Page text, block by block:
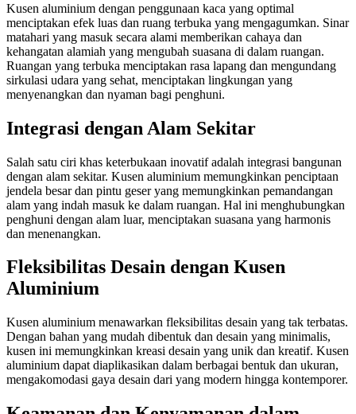
Kusen aluminium dengan penggunaan kaca yang optimal
menciptakan efek luas dan ruang terbuka yang mengagumkan. Sinar
matahari yang masuk secara alami memberikan cahaya dan
kehangatan alamiah yang mengubah suasana di dalam ruangan.
Ruangan yang terbuka menciptakan rasa lapang dan mengundang
sirkulasi udara yang sehat, menciptakan lingkungan yang
menyenangkan dan nyaman bagi penghuni.
Integrasi dengan Alam Sekitar
Salah satu ciri khas keterbukaan inovatif adalah integrasi bangunan
dengan alam sekitar. Kusen aluminium memungkinkan penciptaan
jendela besar dan pintu geser yang memungkinkan pemandangan
alam yang indah masuk ke dalam ruangan. Hal ini menghubungkan
penghuni dengan alam luar, menciptakan suasana yang harmonis
dan menenangkan.
Fleksibilitas Desain dengan Kusen
Aluminium
Kusen aluminium menawarkan fleksibilitas desain yang tak terbatas.
Dengan bahan yang mudah dibentuk dan desain yang minimalis,
kusen ini memungkinkan kreasi desain yang unik dan kreatif. Kusen
aluminium dapat diaplikasikan dalam berbagai bentuk dan ukuran,
mengakomodasi gaya desain dari yang modern hingga kontemporer.